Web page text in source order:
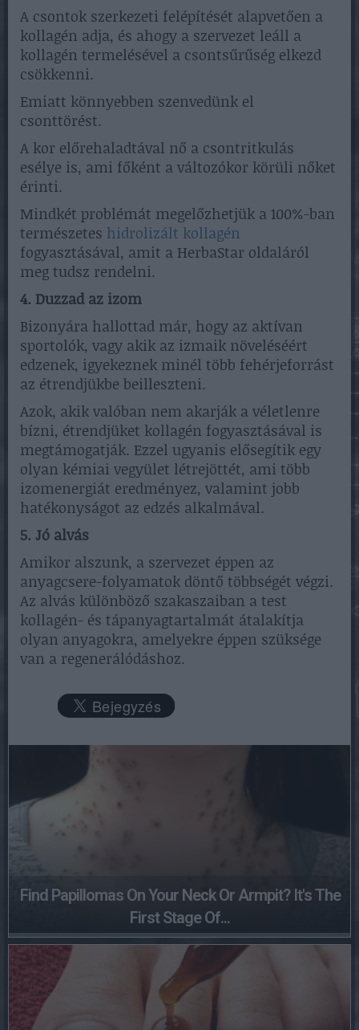
A csontok szerkezeti felépítését alapvetően a
kollagén adja, és ahogy a szervezet leáll a
kollagén termelésével a csontsűrűség elkezd
csökkenni.
Emiatt könnyebben szenvedünk el
csonttörést.
A kor előrehaladtával nő a csontritkulás
esélye is, ami főként a változókor körüli nőket
érinti.
Mindkét problémát megelőzhetjük a 100%-ban
természetes hidrolizált kollagén
fogyasztásával, amit a HerbaStar oldaláról
meg tudsz rendelni.
4. Duzzad az izom
Bizonyára hallottad már, hogy az aktívan
sportolók, vagy akik az izmaik növeléséért
edzenek, igyekeznek minél több fehérjeforrást
az étrendjükbe beilleszteni.
Azok, akik valóban nem akarják a véletlenre
bízni, étrendjüket kollagén fogyasztásával is
megtámogatják. Ezzel ugyanis elősegítik egy
olyan kémiai vegyület létrejöttét, ami több
izomenergiát eredményez, valamint jobb
hatékonyságot az edzés alkalmával.
5. Jó alvás
Amikor alszunk, a szervezet éppen az
anyagcsere-folyamatok döntő többségét végzi.
Az alvás különböző szakaszaiban a test
kollagén- és tápanyagtartalmát átalakítja
olyan anyagokra, amelyekre éppen szüksége
van a regenerálódáshoz.
Find Papillomas On Your Neck Or Armpit? It's The
First Stage Of...